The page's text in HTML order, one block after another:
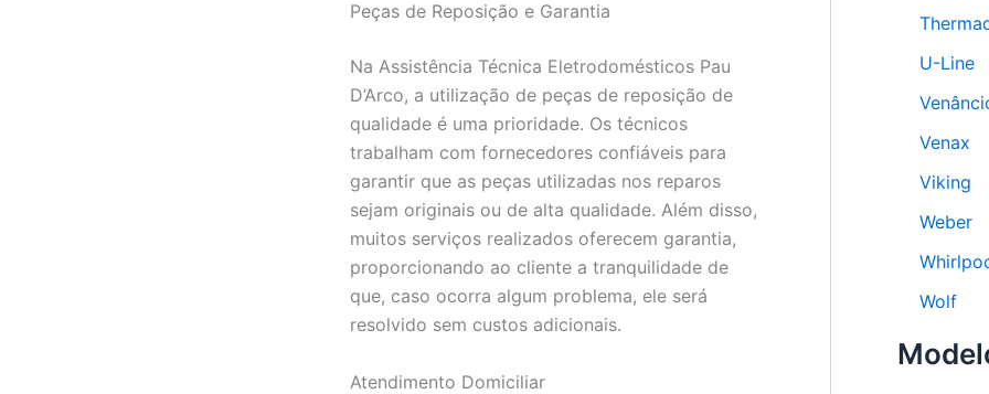
Peças de Reposição e Garantia
Na Assistência Técnica Eletrodomésticos Pau
D’Arco, a utilização de peças de reposição de
qualidade é uma prioridade. Os técnicos
trabalham com fornecedores confiáveis para
garantir que as peças utilizadas nos reparos
sejam originais ou de alta qualidade. Além disso,
muitos serviços realizados oferecem garantia,
proporcionando ao cliente a tranquilidade de
que, caso ocorra algum problema, ele será
resolvido sem custos adicionais.
Atendimento Domiciliar
U-Line
Venax
Viking
Weber
Wolf